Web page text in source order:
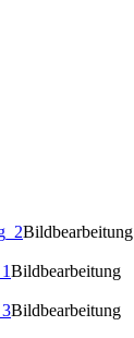
Bildbearbeitung
Bildbearbeitung
Bildbearbeitung